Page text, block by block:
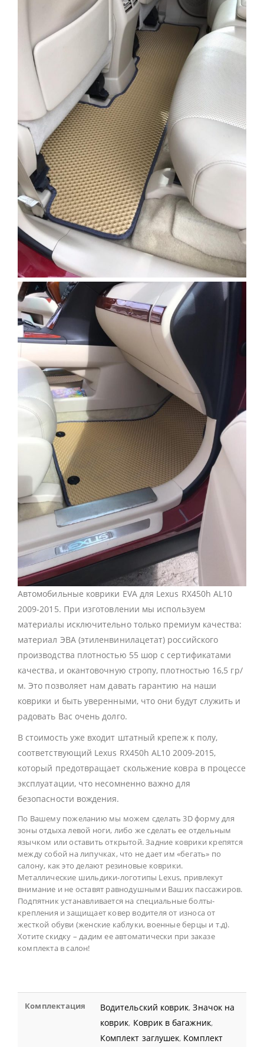
Автомобильные коврики EVA для Lexus RX450h AL10
2009-2015. При изготовлении мы используем
материалы исключительно только премиум качества:
материал ЭВА (этиленвинилацетат) российского
производства плотностью 55 шор с сертификатами
качества, и окантовочную стропу, плотностью 16,5 гр/
м. Это позволяет нам давать гарантию на наши
коврики и быть уверенными, что они будут служить и
радовать Вас очень долго.
В стоимость уже входит штатный крепеж к полу,
соответствующий Lexus RX450h AL10 2009-2015,
который предотвращает скольжение ковра в процессе
эксплуатации, что несомненно важно для
безопасности вождения.
По Вашему пожеланию мы можем сделать 3D форму для
зоны отдыха левой ноги, либо же сделать ее отдельным
язычком или оставить открытой. Задние коврики крепятся
между собой на липучках, что не дает им «бегать» по
салону, как это делают резиновые коврики.
Металлические шильдики-логотипы Lexus, привлекут
внимание и не оставят равнодушными Ваших пассажиров.
Подпятник устанавливается на специальные болты-
крепления и защищает ковер водителя от износа от
жесткой обуви (женские каблуки, военные берцы и т.д).
Хотите скидку – дадим ее автоматически при заказе
комплекта в салон!
Комплектация Водительский коврик,Значок на
коврик, Коврик в багажник,
Комплект заглушек, Комплект